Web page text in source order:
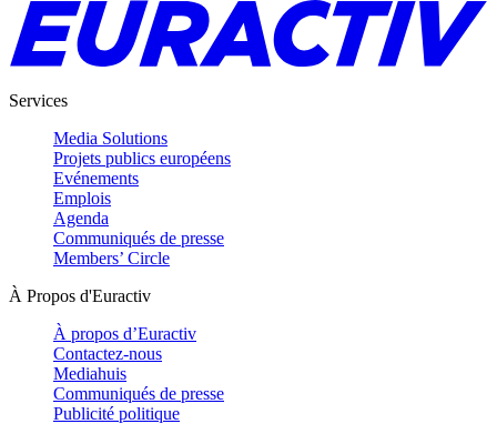
Services
Media Solutions
Projets publics européens
Evénements
Emplois
Agenda
Communiqués de presse
Members’ Circle
À Propos d'Euractiv
À propos d’Euractiv
Contactez-nous
Mediahuis
Communiqués de presse
Publicité politique